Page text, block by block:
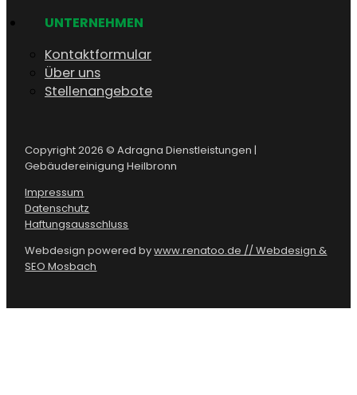
UNTERNEHMEN
Kontaktformular
Über uns
Stellenangebote
Copyright 2026 © Adragna Dienstleistungen |
Gebäudereinigung Heilbronn
Impressum
Datenschutz
Haftungsausschluss
Webdesign powered bywww.renatoo.de // Webdesign &
SEO Mosbach